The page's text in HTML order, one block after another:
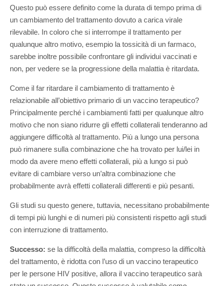
Questo può essere definito come la durata di tempo prima di
un cambiamento del trattamento dovuto a carica virale
rilevabile. In coloro che si interrompe il trattamento per
qualunque altro motivo, esempio la tossicità di un farmaco,
sarebbe inoltre possibile confrontare gli individui vaccinati e
non, per vedere se la progressione della malattia è ritardata.
Come il far ritardare il cambiamento di trattamento è
relazionabile all’obiettivo primario di un vaccino terapeutico?
Principalmente perché i cambiamenti fatti per qualunque altro
motivo che non siano ridurre gli effetti collaterali tenderanno ad
aggiungere difficoltà al trattamento. Più a lungo una persona
può rimanere sulla combinazione che ha trovato per lui/lei in
modo da avere meno effetti collaterali, più a lungo si può
evitare di cambiare verso un’altra combinazione che
probabilmente avrà effetti collaterali differenti e più pesanti.
Gli studi su questo genere, tuttavia, necessitano probabilmente
di tempi più lunghi e di numeri più consistenti rispetto agli studi
con interruzione di trattamento.
Successo: se la difficoltà della malattia, compreso la difficoltà
del trattamento, è ridotta con l’uso di un vaccino terapeutico
per le persone HIV positive, allora il vaccino terapeutico sarà